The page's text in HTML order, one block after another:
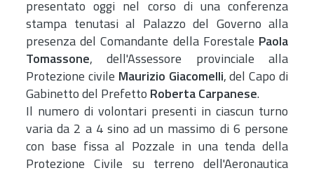
presentato oggi nel corso di una conferenza
stampa tenutasi al Palazzo del Governo alla
presenza del Comandante della Forestale Paola
Tomassone, dell'Assessore provinciale alla
Protezione civile Maurizio Giacomelli, del Capo di
Gabinetto del Prefetto Roberta Carpanese.
Il numero di volontari presenti in ciascun turno
varia da 2 a 4 sino ad un massimo di 6 persone
con base fissa al Pozzale in una tenda della
Protezione Civile su terreno dell'Aeronautica